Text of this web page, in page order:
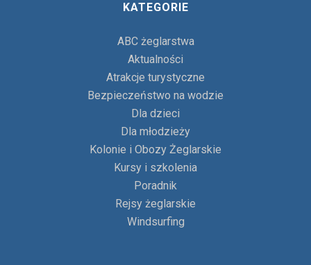
KATEGORIE
ABC żeglarstwa
Aktualności
Atrakcje turystyczne
Bezpieczeństwo na wodzie
Dla dzieci
Dla młodzieży
Kolonie i Obozy Żeglarskie
Kursy i szkolenia
Poradnik
Rejsy żeglarskie
Windsurfing